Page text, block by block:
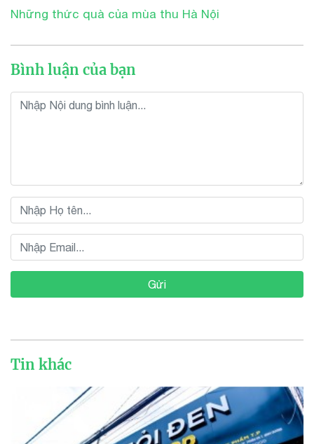
Những thức quà của mùa thu Hà Nội
Bình luận của bạn
Gửi
Tin khác